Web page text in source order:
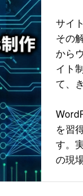
サイ
その
から
イト
て、
を習
す。
の現